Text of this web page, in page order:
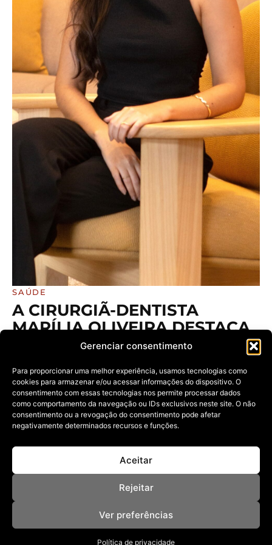
Gerenciar consentimento
Para proporcionar uma melhor experiência, usamos tecnologias como
cookies para armazenar e/ou acessar informações do dispositivo. O
consentimento com essas tecnologias nos permite processar dados
como comportamento da navegação ou IDs exclusivos neste site. O não
consentimento ou a revogação do consentimento pode afetar
negativamente determinados recursos e funções.
Aceitar
Rejeitar
Ver preferências
Política de privacidade
SAÚDE
A CIRURGIÃ-DENTISTA
MARÍLIA OLIVEIRA DESTACA
COMO APROVEITAR O
ESSENCIAIS PARA A SAÚDE
BUCAL
04/02/2026
Cuidados estratégicos e pouco óbvios ajudam a